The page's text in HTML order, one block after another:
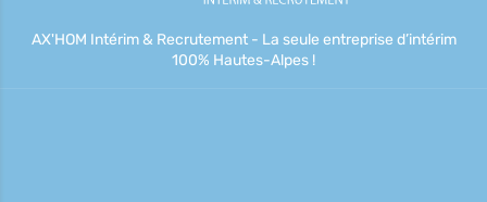
AX'HOM Intérim & Recrutement - La seule entreprise d’intérim
100% Hautes-Alpes !